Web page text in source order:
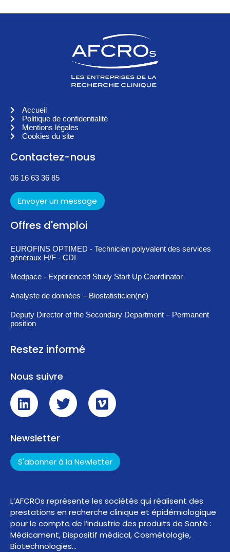
Accueil
Politique de confidentialité
Mentions légales
Cookies du site
Contactez-nous
06 16 63 36 85
Envoyer un message
Offres d'emploi
EUROFINS OPTIMED - Technicien polyvalent des services
généraux H/F - CDI
Medpace - Experienced Study Start Up Coordinator
Analyste de données – Biostatisticien(ne)
Deputy Director of the Secondary Department – Permanent
position
Restez informé
Nous suivre
Newsletter
S'abonner à la Newletter
L’AFCROs représente les sociétés qui réalisent des
prestations en recherche clinique et épidémiologique
pour le compte de l’industrie des produits de Santé :
Médicament, Dispositif médical, Cosmétologie,
Biotechnologies…